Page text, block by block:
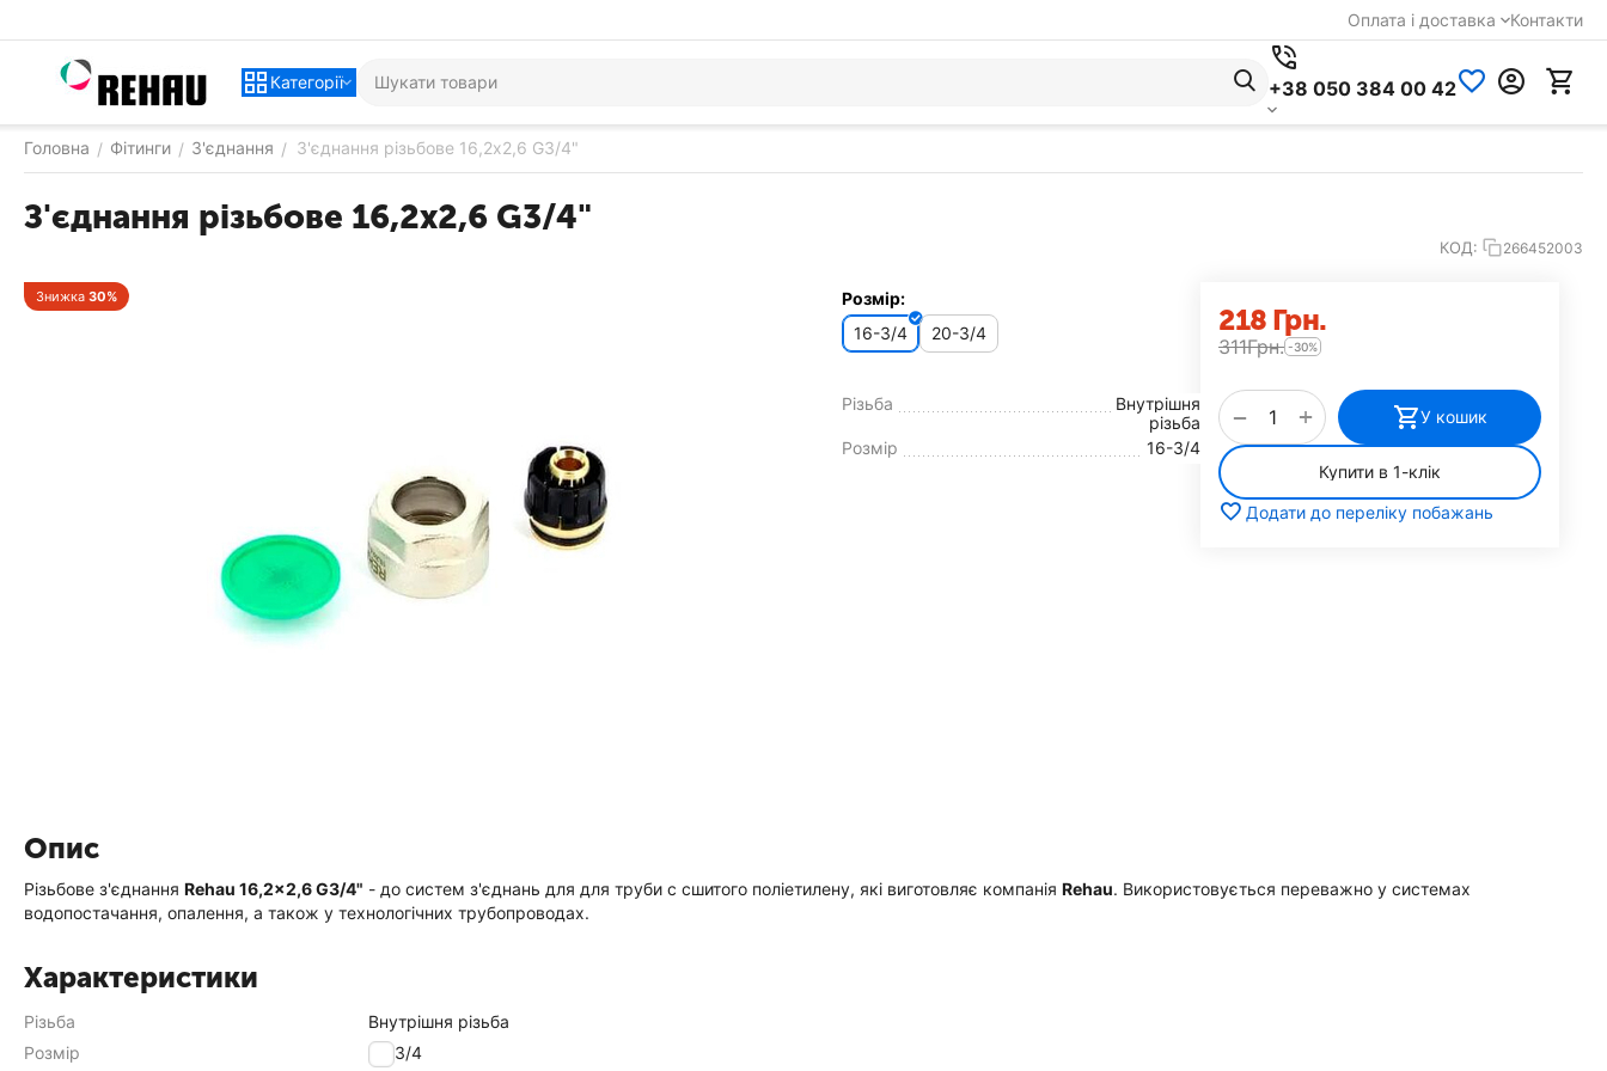
Оплата і доставка Контакти
Категорії +38 050 384 00 42
Головна / Фітинги / З'єднання / З'єднання різьбове 16,2х2,6 G3/4"
З'єднання різьбове 16,2х2,6 G3/4"
КОД: 266452003
Знижка 30%
Розмір:
16-3/4
20-3/4
Різьба
Внутрішня
різьба
Розмір
16-3/4
‍218‍ Грн.
‍311‍Грн. -30%
+
− У кошик
Купити в 1-клік
Додати до переліку побажань
Опис
Різьбове з'єднання Rehau 16,2×2,6 G3/4" - до систем з'єднань для для труби с сшитого поліетилену, які виготовляє компанія Rehau. Використовується переважно у системах
водопостачання, опалення, а також у технологічних трубопроводах.
Характеристики
Різьба
Внутрішня різьба
Розмір
16-3/4